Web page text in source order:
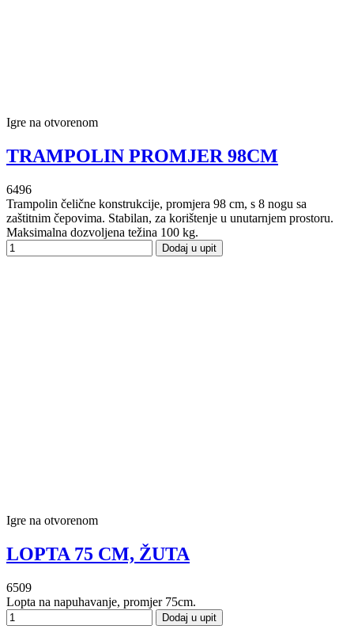
Igre na otvorenom
TRAMPOLIN PROMJER 98CM
6496
Trampolin čelične konstrukcije, promjera 98 cm, s 8 nogu sa
zaštitnim čepovima. Stabilan, za korištenje u unutarnjem prostoru.
Maksimalna dozvoljena težina 100 kg.
Dodaj u upit
Igre na otvorenom
LOPTA 75 CM, ŽUTA
6509
Lopta na napuhavanje, promjer 75cm.
Dodaj u upit